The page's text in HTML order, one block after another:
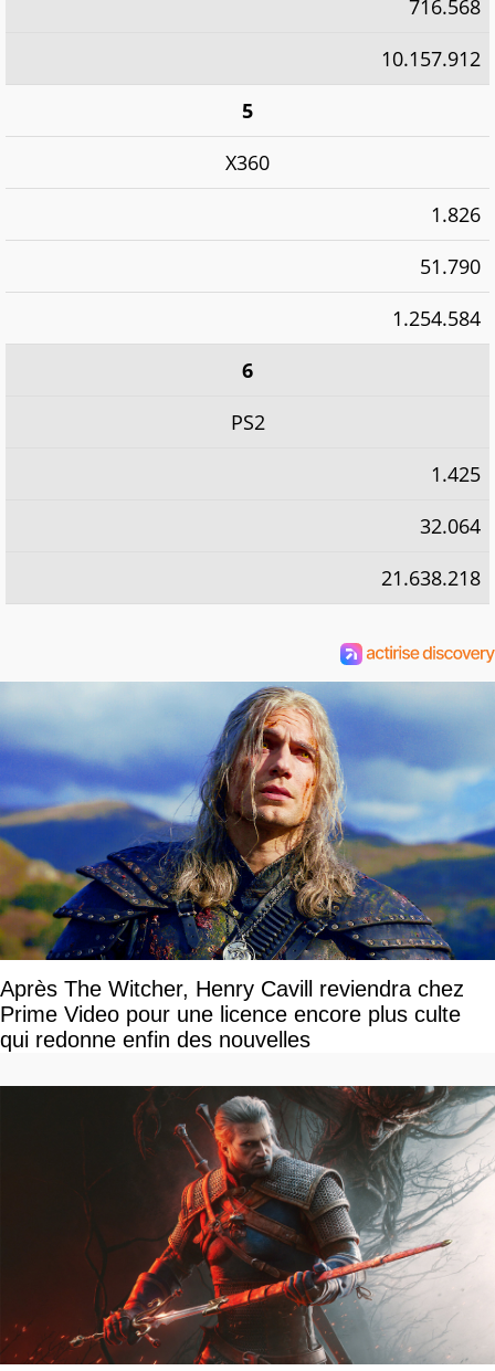
716.568
10.157.912
5
X360
1.826
51.790
1.254.584
6
PS2
1.425
32.064
21.638.218
Après The Witcher, Henry Cavill reviendra chez
Prime Video pour une licence encore plus culte
qui redonne enfin des nouvelles